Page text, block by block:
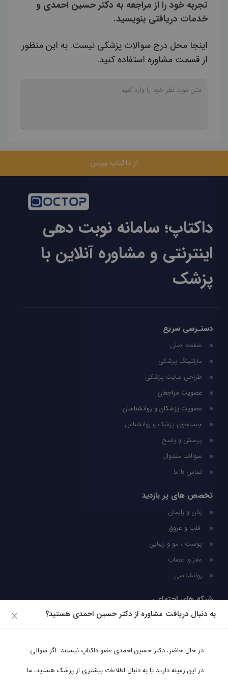
تجربه خود را از مراجعه به دکتر حسین احمدی و
خدمات دریافتی بنویسید.
اینجا محل درج سوالات پزشکی نیست. به این منظور
از قسمت مشاوره استفاده کنید.
از داکتاپ بپرس
داکتاپ؛ سامانه نوبت دهی
اینترنتی و مشاوره آنلاین با
پزشک
دستـرسی سریع
صفحه اصلی
مارکتینگ پزشکی
طراحی سایت پزشکی
عضویت مراجعان
عضویت پزشکان و روانشناسان
جستجوی پزشک و روانشناس
پرسش و پاسخ
سوالات متدوال
تماس با ما
تخصص های پر بازدید
زنان و زایمان
قلب و عروق
پوست ، مو و زیبایی
مغز و اعصاب
روانشناسی
شبکه های اجتماعی
ما را در شبکه های اجتماعی دنبال کنید
به دنبال دریافت مشاوره از دکتر حسین احمدی هستید؟
در حال حاضر، دکتر حسین احمدیعضو داکتاپ نیستند. اگر سوالی
در این زمینه دارید یا به دنبال اطلاعات بیشتری از پزشک هستید، ما